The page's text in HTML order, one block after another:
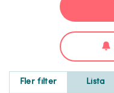
Fler filter Lista